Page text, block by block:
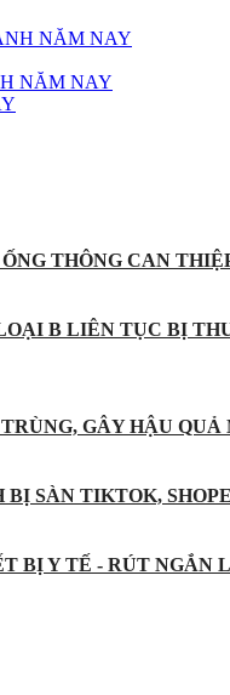
NĂM NAY
THÔNG CAN
B LIÊN TỤC BỊ
GÂY HẬU
SÀN TIKTOK,
BỊ Y TẾ - RÚT